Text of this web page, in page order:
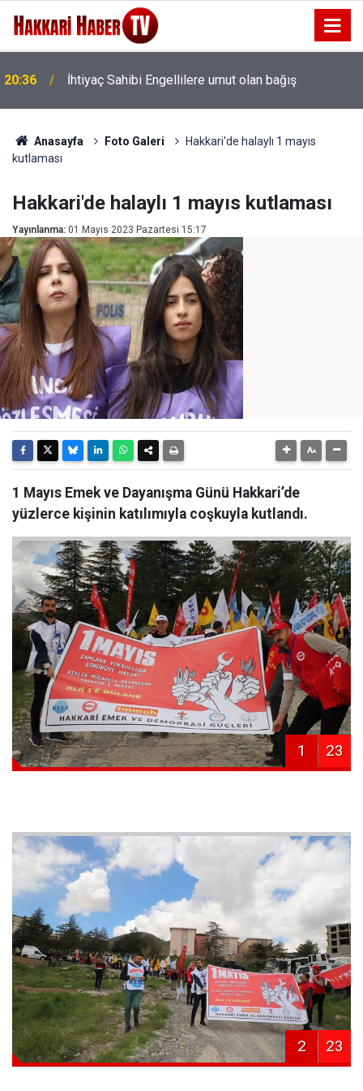
20:36 İhtiyaç Sahibi Engellilere umut olan bağış
Anasayfa Foto Galeri
Hakkari'de halaylı 1 mayıs
kutlaması
Hakkari'de halaylı 1 mayıs kutlaması
Yayınlanma: 01 Mayıs 2023 Pazartesi 15:17
1 Mayıs Emek ve Dayanışma Günü Hakkari’de
yüzlerce kişinin katılımıyla coşkuyla kutlandı.
1 23
2 23